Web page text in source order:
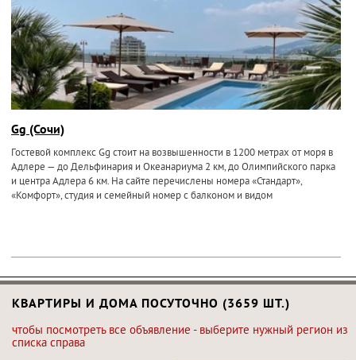
Gg (Сочи)
Гостевой комплекс Gg стоит на возвышенности в 1200 метрах от моря в
Адлере — до Дельфинария и Океанариума 2 км, до Олимпийского парка
и центра Адлера 6 км. На сайте перечислены номера «Стандарт»,
«Комфорт», студия и семейный номер с балконом и видом
КВАРТИРЫ И ДОМА ПОСУТОЧНО (3659 ШТ.)
чтобы посмотреть все объявление - выберите нужный регион из
списка справа